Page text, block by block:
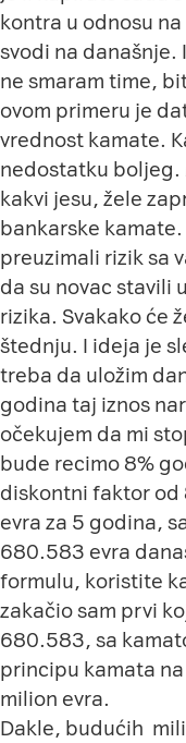
kontra u odnosu
svodi na današnje.
ne smaram time,
ovom primeru je
vrednost kamate.
nedostatku
kakvi jesu, žele
bankarske
preuzimali rizik sa
da su novac stavili
rizika. Svakako će
štednju. I ideja je
treba da uložim
godina taj iznos
očekujem da mi
bude recimo 8%
diskontni faktor od
evra za 5 godina,
680.583 evra
formulu, koristite
zakačio sam prvi
680.583, sa
principu kamata
milion evra.
Dakle, budućih